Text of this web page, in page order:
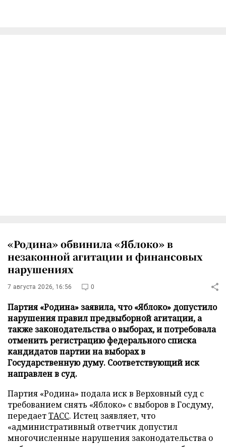
«Родина» обвинила «Яблоко» в
незаконной агитации и финансовых
нарушениях
7 августа 2026, 16:56 0
Партия «Родина» заявила, что «Яблоко» допустило
нарушения правил предвыборной агитации, а
также законодательства о выборах, и потребовала
отменить регистрацию федерального списка
кандидатов партии на выборах в
Государственную думу. Соответствующий иск
направлен в суд.
Партия «Родина» подала иск в Верховный суд с
требованием снять «Яблоко» с выборов в Госдуму,
передаетТАСС. Истец заявляет, что
«административный ответчик допустил
многочисленные нарушения законодательства о